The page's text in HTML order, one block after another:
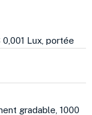
0,001 Lux, portée
gradable, 1000